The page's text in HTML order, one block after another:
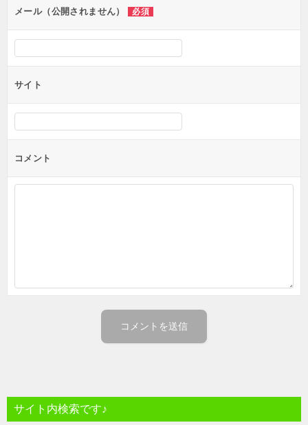
ンメール（公開されません） 必須
サイト
コメント
サイト内検索です♪